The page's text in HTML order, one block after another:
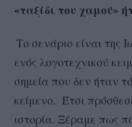
«ταξίδι του χαμού»
σενάριο είναι της
ενός λογοτεχνικού
σημεία που δεν ήταν
κείμενο. Έτσι
ιστορία. Ξέραμε πως